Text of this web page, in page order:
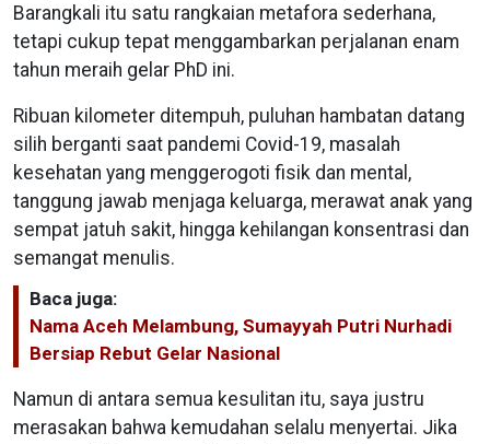
Barangkali itu satu rangkaian metafora sederhana,
tetapi cukup tepat menggambarkan perjalanan enam
tahun meraih gelar PhD ini.
Ribuan kilometer ditempuh, puluhan hambatan datang
silih berganti saat pandemi Covid-19, masalah
kesehatan yang menggerogoti fisik dan mental,
tanggung jawab menjaga keluarga, merawat anak yang
sempat jatuh sakit, hingga kehilangan konsentrasi dan
semangat menulis.
Baca juga:
Nama Aceh Melambung, Sumayyah Putri Nurhadi
Bersiap Rebut Gelar Nasional
Namun di antara semua kesulitan itu, saya justru
merasakan bahwa kemudahan selalu menyertai. Jika